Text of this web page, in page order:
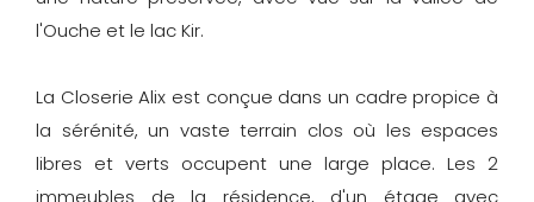
l'Ouche et le lac Kir.
La Closerie Alix est conçue dans un cadre propice à
la sérénité, un vaste terrain clos où les espaces
libres et verts occupent une large place. Les 2
immeubles de la résidence, d'un étage avec